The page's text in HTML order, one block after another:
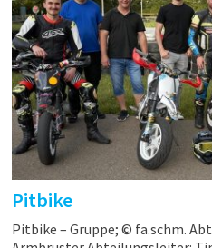
Pitbike
Pitbike – Gruppe; © fa.schm.